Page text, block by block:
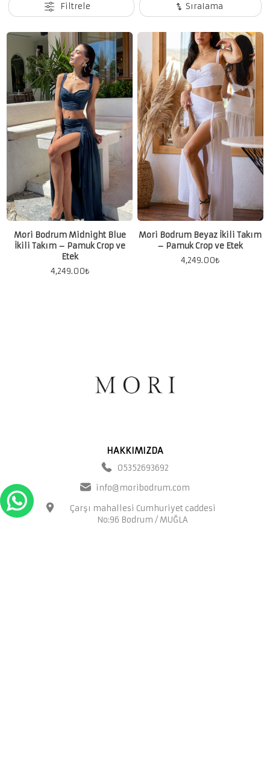
Filtrele Sıralama
Mori Bodrum Midnight Blue
İkili Takım – Pamuk Crop ve
Etek
4,249.00₺
Mori Bodrum Beyaz İkili Takım
– Pamuk Crop ve Etek
4,249.00₺
HAKKIMIZDA
05352693692
info@moribodrum.com
Çarşı mahallesi Cumhuriyet caddesi
No:96 Bodrum / MUĞLA